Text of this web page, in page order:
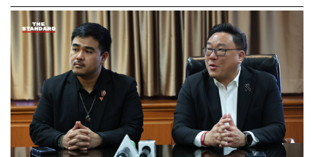
ให้ความสำคัญและเรียกร้องความรับผิดชอบจาก
พรรคการเมืองบางพรรคและสมาชิกรัฐสภาที่เกี่ยวข้อง ใน
ฐานะที่มีข้อตกลงร่วมกันว่าจะผลักดันการแก้ไขรัฐธรรมนูญ
แลกกับความไว้วางใจโดยไปสนับสนุนคุณอนุทินเป็นนายก
รัฐมนตรีและจัดตั้งเป็นรัฐบาลเสียงข้างน้อยได้สำเร็จ และอย่า
ให้ข้อตกลงนั้น กลายเป็นความสูญเปล่า และสร้างความผิด
หวังให้ประชาชนไปมากกว่านี้
TAGS: สมาชิกสภาร่างรัฐธรรมนูญ (สสร.) ประชามติ
หลากวงการร่วมอาลัย